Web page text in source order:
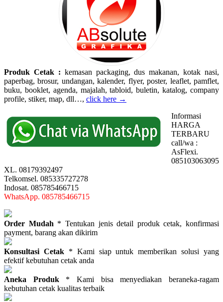
Produk Cetak : kemasan packaging, dus makanan, kotak nasi,
paperbag, brosur, undangan, kalender, flyer, poster, leaflet, pamflet,
buku, booklet, agenda, majalah, tabloid, buletin, katalog, company
profile, stiker, map, dll…, click here →
Informasi
HARGA
TERBARU
call/wa :
AsFlexi.
085103063095
XL. 08179392497
Telkomsel. 085335727278
Indosat. 085785466715
WhatsApp. 085785466715
Order Mudah * Tentukan jenis detail produk cetak, konfirmasi
payment, barang akan dikirim
Konsultasi Cetak* Kami siap untuk memberikan solusi yang
efektif kebutuhan cetak anda
Aneka Produk * Kami bisa menyediakan beraneka-ragam
kebutuhan cetak kualitas terbaik